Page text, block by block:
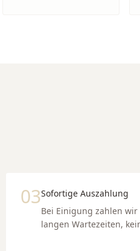
03Sofortige Auszahlung
Bei Einigung zahlen
langen Wartezeiten,